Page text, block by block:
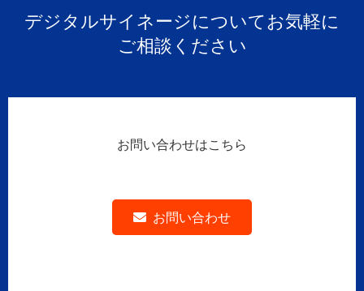
デジタルサイネージについてお気軽に
ご相談ください
お問い合わせはこちら
お問い合わせ